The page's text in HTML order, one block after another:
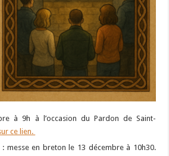
à 9h à l’occasion du Pardon de Saint-
ce lien.
: messe en breton le 13 décembre à 10h30.